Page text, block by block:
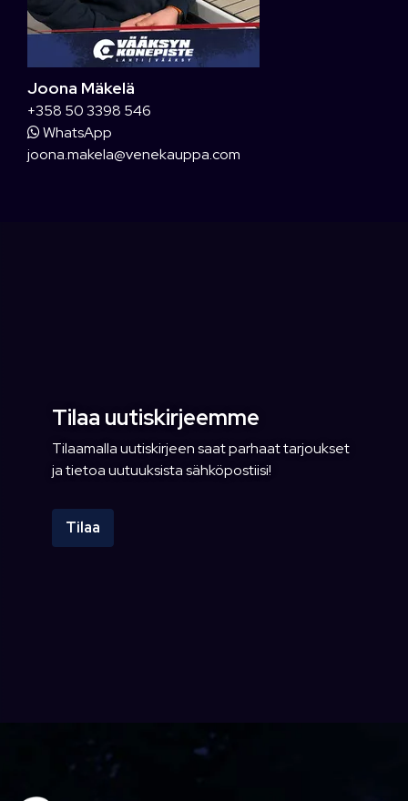
Joona Mäkelä
+358 50 3398 546
WhatsApp
joona.makela@venekauppa.com
Tilaa uutiskirjeemme
Tilaamalla uutiskirjeen saat parhaat tarjoukset
ja tietoa uutuuksista sähköpostiisi!
Tilaa